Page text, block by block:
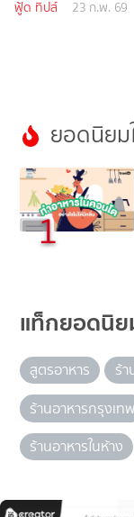
ฟู้ด ทิปส์ 23 ก.พ. 69
ยอดนิย
1
แท็กยอดนิ
สูตรอาหาร ร้
ร้านอาหารกรุงเทพ
ร้านอาหารในห้าง